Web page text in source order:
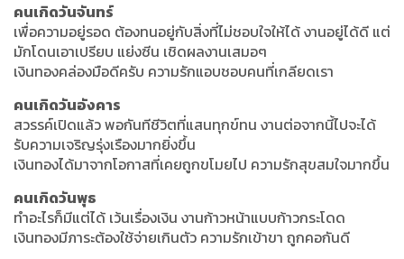
คนเกิดวันจันทร์
เพื่อความอยู่รอด ต้องทนอยู่กับสิ่งที่ไม่ชอบใจให้ได้ งานอยู่ได้ดี แต่
มักโดนเอาเปรียบ แย่งซีน เชิดผลงานเสมอๆ
เงินทองคล่องมือดีครับ ความรักแอบชอบคนที่เกลียดเรา
คนเกิดวันอังคาร
สวรรค์เปิดแล้ว พอกันทีชีวิตที่แสนทุกข์ทน งานต่อจากนี้ไปจะได้
รับความเจริญรุ่งเรืองมากยิ่งขึ้น
เงินทองได้มาจากโอกาสที่เคยถูกขโมยไป ความรักสุขสมใจมากขึ้น
คนเกิดวันพุธ
ทำอะไรก็มีแต่ได้ เว้นเรื่องเงิน งานก้าวหน้าแบบก้าวกระโดด
เงินทองมีภาระต้องใช้จ่ายเกินตัว ความรักเข้าขา ถูกคอกันดี